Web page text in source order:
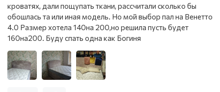
кроватях, дали пощупать ткани, рассчитали сколько бы
обошлась та или иная модель. Но мой выбор пал на Венетто
4.0 Размер хотела 140на 200,но решила пусть будет
160на200. Буду спать одна как Богиня